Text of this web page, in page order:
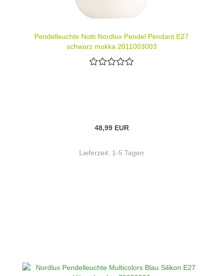
Pendelleuchte Notti Nordlux Pendel Pendant E27
schwarz mokka 2011003003
48,99 EUR
Lieferzeit: 1-5 Tagen